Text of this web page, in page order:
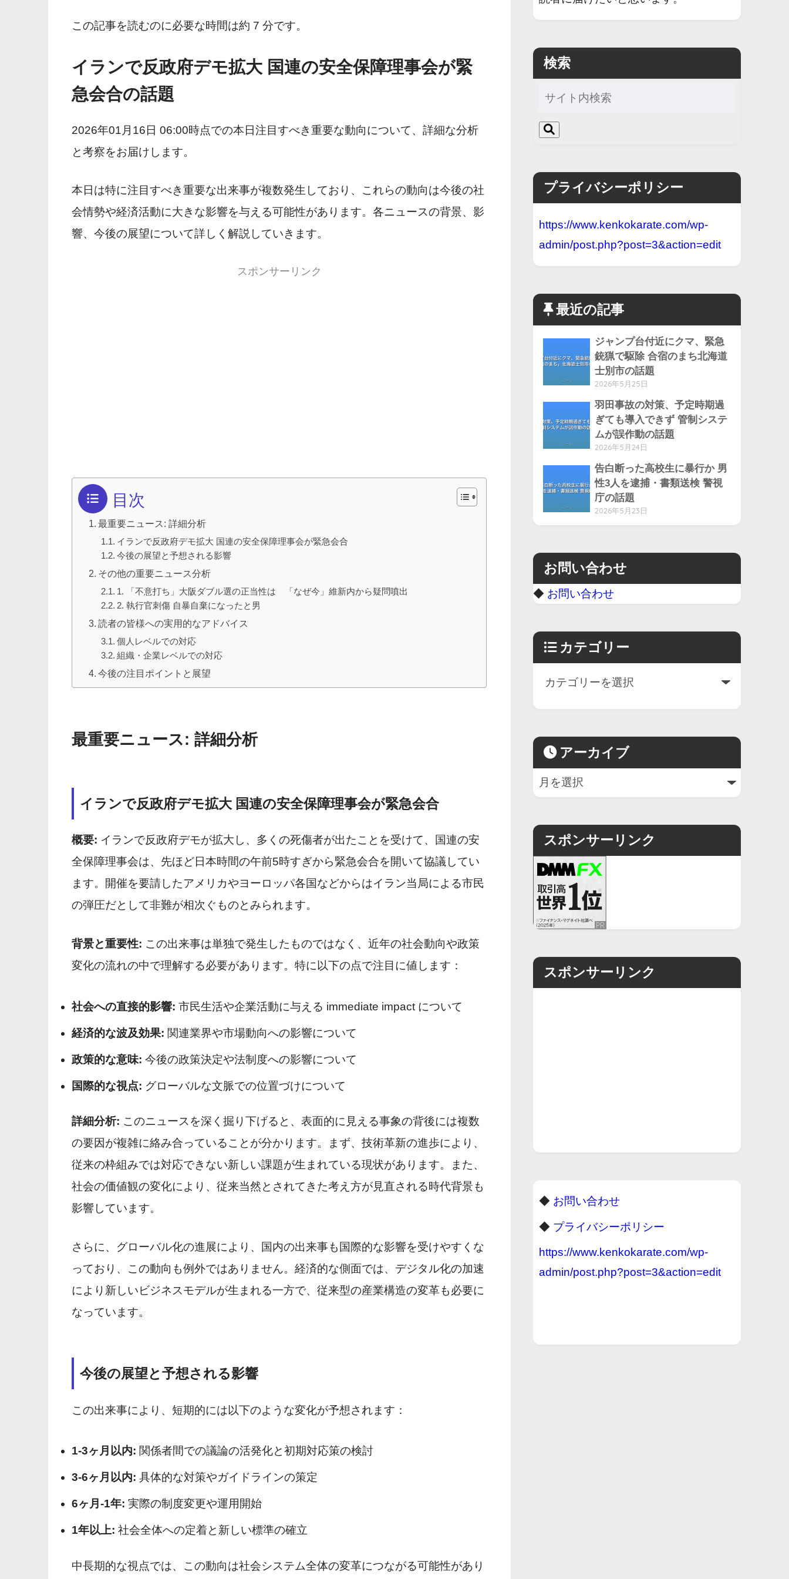
この記事を読むのに必要な時間は約 7 分です。
イランで反政府デモ拡大 国連の安全保障理事会が緊
急会合の話題
2026年01月16日 06:00時点での本日注目すべき重要な動向について、詳細な分析
と考察をお届けします。
本日は特に注目すべき重要な出来事が複数発生しており、これらの動向は今後の社
会情勢や経済活動に大きな影響を与える可能性があります。各ニュースの背景、影
響、今後の展望について詳しく解説していきます。
スポンサーリンク
目次
最重要ニュース: 詳細分析
イランで反政府デモ拡大 国連の安全保障理事会が緊急会合
今後の展望と予想される影響
その他の重要ニュース分析
1. 「不意打ち」大阪ダブル選の正当性は 「なぜ今」維新内から疑問噴出
2. 執行官刺傷 自暴自棄になったと男
読者の皆様への実用的なアドバイス
個人レベルでの対応
組織・企業レベルでの対応
今後の注目ポイントと展望
最重要ニュース: 詳細分析
イランで反政府デモ拡大 国連の安全保障理事会が緊急会合
概要: イランで反政府デモが拡大し、多くの死傷者が出たことを受けて、国連の安
全保障理事会は、先ほど日本時間の午前5時すぎから緊急会合を開いて協議してい
ます。開催を要請したアメリカやヨーロッパ各国などからはイラン当局による市民
の弾圧だとして非難が相次ぐものとみられます。
背景と重要性: この出来事は単独で発生したものではなく、近年の社会動向や政策
変化の流れの中で理解する必要があります。特に以下の点で注目に値します：
社会への直接的影響: 市民生活や企業活動に与える immediate impact について
経済的な波及効果: 関連業界や市場動向への影響について
政策的な意味: 今後の政策決定や法制度への影響について
国際的な視点: グローバルな文脈での位置づけについて
詳細分析: このニュースを深く掘り下げると、表面的に見える事象の背後には複数
の要因が複雑に絡み合っていることが分かります。まず、技術革新の進歩により、
従来の枠組みでは対応できない新しい課題が生まれている現状があります。また、
社会の価値観の変化により、従来当然とされてきた考え方が見直される時代背景も
影響しています。
さらに、グローバル化の進展により、国内の出来事も国際的な影響を受けやすくな
っており、この動向も例外ではありません。経済的な側面では、デジタル化の加速
により新しいビジネスモデルが生まれる一方で、従来型の産業構造の変革も必要に
なっています。
今後の展望と予想される影響
この出来事により、短期的には以下のような変化が予想されます：
1-3ヶ月以内: 関係者間での議論の活発化と初期対応策の検討
3-6ヶ月以内: 具体的な対策やガイドラインの策定
6ヶ月-1年: 実際の制度変更や運用開始
1年以上: 社会全体への定着と新しい標準の確立
中長期的な視点では、この動向は社会システム全体の変革につながる可能性があり
検索
プライバシーポリシー
https://www.kenkokarate.com/wp-
admin/post.php?post=3&action=edit
最近の記事
ジャンプ台付近にクマ、緊急
銃猟で駆除 合宿のまち北海道
士別市の話題
2026年5月25日
羽田事故の対策、予定時期過
ぎても導入できず 管制システ
ムが誤作動の話題
2026年5月24日
告白断った高校生に暴行か 男
性3人を逮捕・書類送検 警視
庁の話題
2026年5月23日
お問い合わせ
◆ お問い合わせ
カテゴリー
アーカイブ
スポンサーリンク
スポンサーリンク
◆ お問い合わせ
◆ プライバシーポリシー
https://www.kenkokarate.com/wp-
admin/post.php?post=3&action=edit